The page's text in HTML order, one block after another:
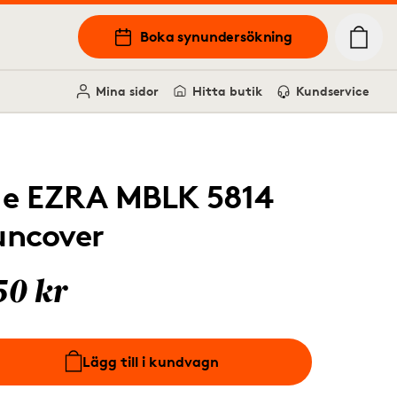
Boka synundersökning
Mina sidor Hitta butik Kundservice
EZRA MBLK 5814
kr
Lägg till i kundvagn